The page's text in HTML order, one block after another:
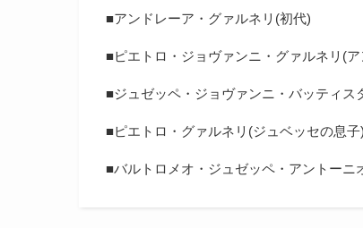
■アンドレーア・グァルネリ(初代)
■ピエトロ・ジョヴァンニ・グァルネリ(
■ジュゼッペ・ジョヴァンニ・バッティ
■ピエトロ・グァルネリ(ジュベッセの息子)
■バルトロメオ・ジュゼッペ・アントーニ